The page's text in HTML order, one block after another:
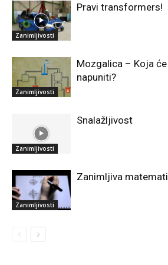
Zanimljivosti
Pravi transformers!
Zanimljivosti
Mozgalica – Koja
napuniti?
Zanimljivosti
Snalažljivost
Zanimljivosti
Zanimljiva